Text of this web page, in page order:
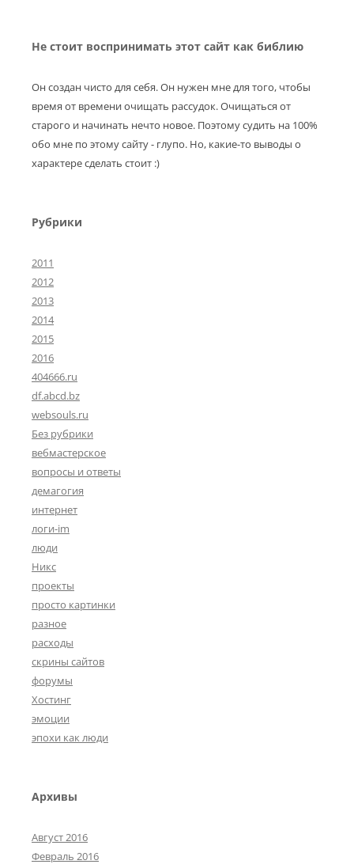
Не стоит воспринимать этот сайт как библию
Он создан чисто для себя. Он нужен мне для того, чтобы
время от времени очищать рассудок. Очищаться от
старого и начинать нечто новое. Поэтому судить на 100%
обо мне по этому сайту - глупо. Но, какие-то выводы о
характере сделать стоит :)
Рубрики
2011
2012
2013
2014
2015
2016
404666.ru
df.abcd.bz
websouls.ru
Без рубрики
вебмастерское
вопросы и ответы
демагогия
интернет
логи-im
люди
Никс
проекты
просто картинки
разное
расходы
скрины сайтов
форумы
Хостинг
эмоции
эпохи как люди
Архивы
Август 2016
Февраль 2016